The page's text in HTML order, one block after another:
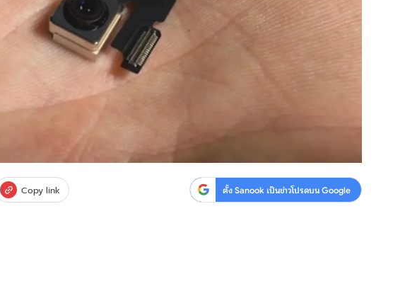
ระเทศไทย) จำกัด
Copy link ตั้ง Sanook เป็นข่าวโปรดบน Google